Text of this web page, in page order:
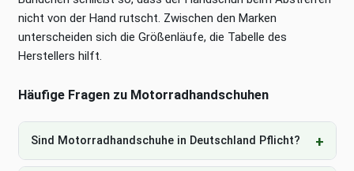
nicht von der Hand rutscht. Zwischen den Marken
unterscheiden sich die Größenläufe, die Tabelle des
Herstellers hilft.
Häufige Fragen zu Motorradhandschuhen
Sind Motorradhandschuhe in Deutschland Pflicht?